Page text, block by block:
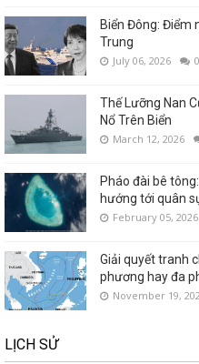
Biển Đông: Điểm
Trung
July 06, 2026 0
Thế Lưỡng Nan
Nổ Trên Biển
March 12, 2026
Pháo đài bê
hướng tới quân
February 05, 2026
Giải quyết tranh
phương hay đa
November 19,
LỊCH SỬ